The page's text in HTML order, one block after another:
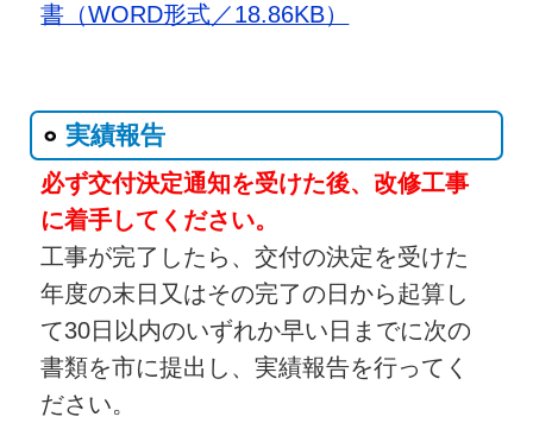
書（WORD形式／18.86KB）
実績報告
必ず交付決定通知を受けた後、改修工事
に着手してください。
工事が完了したら、交付の決定を受けた
年度の末日又はその完了の日から起算し
て30日以内のいずれか早い日までに次の
書類を市に提出し、実績報告を行ってく
ださい。